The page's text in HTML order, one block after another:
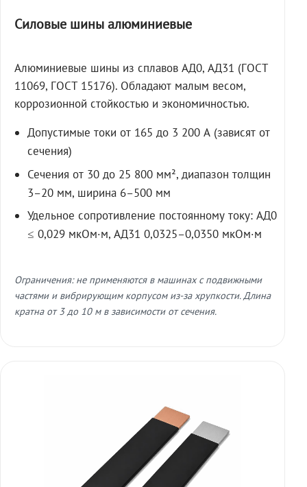
Силовые шины алюминиевые
Алюминиевые шины из сплавов АД0, АД31 (ГОСТ
11069, ГОСТ 15176). Обладают малым весом,
коррозионной стойкостью и экономичностью.
Допустимые токи от 165 до 3 200 А (зависят от
сечения)
Сечения от 30 до 25 800 мм², диапазон толщин
3–20 мм, ширина 6–500 мм
Удельное сопротивление постоянному току: АД0
≤ 0,029 мкОм·м, АД31 0,0325–0,0350 мкОм·м
Ограничения: не применяются в машинах с подвижными
частями и вибрирующим корпусом из-за хрупкости. Длина
кратна от 3 до 10 м в зависимости от сечения.